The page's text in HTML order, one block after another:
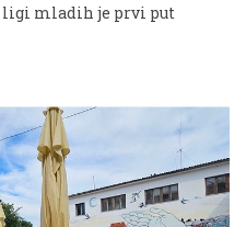
ligi mladih je prvi put